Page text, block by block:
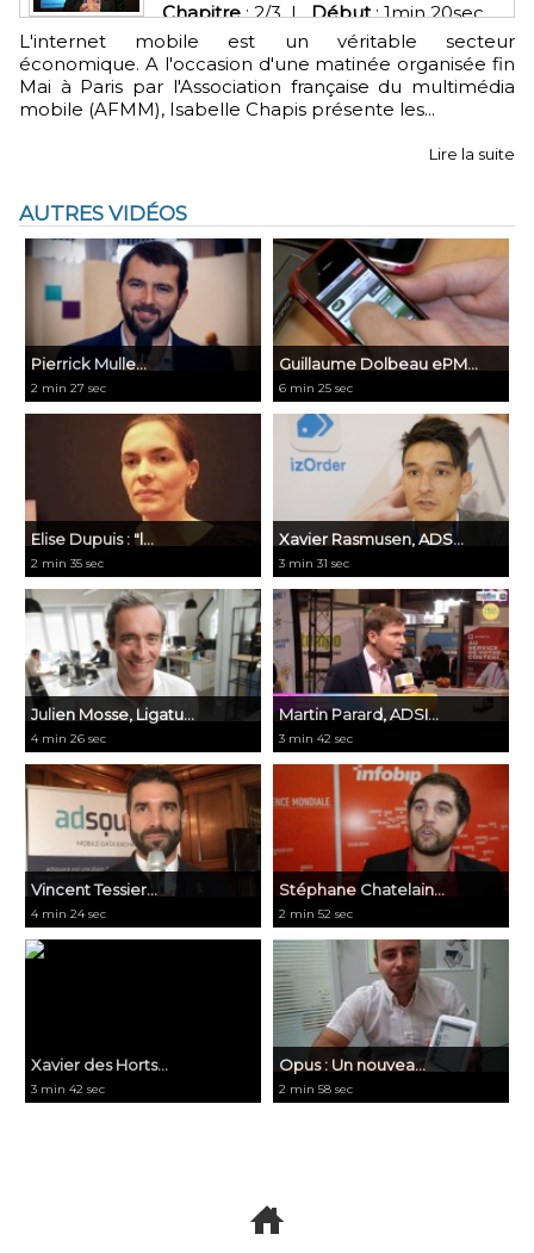
Chapitre: 2/3 |Début: 1min 20sec
Durée: 1min 3sec
LA MOBILE ÉCONOMIE ; UN
HÉRITAGE DU MINITEL ?
Chapitre : 3/3 | Début: 2min 24sec
: 1min 30sec
L'internet mobile est un véritable secteur
économique. A l'occasion d'une matinée organisée fin
Mai à Paris par l'Association française du multimédia
mobile (AFMM), Isabelle Chapis présente les...
Lire la suite
AUTRES VIDÉOS
Pierrick Mulle...
2 min 27 sec
Guillaume Dolbeau ePM...
6 min 25 sec
Elise Dupuis : "l...
2 min 35 sec
Xavier Rasmusen, ADS...
3 min 31 sec
Julien Mosse, Ligatu...
4 min 26 sec
Martin Parard, ADSI...
3 min 42 sec
Vincent Tessier...
4 min 24 sec
Stéphane Chatelain...
2 min 52 sec
Xavier des Horts...
3 min 42 sec
Opus : Un nouvea...
2 min 58 sec